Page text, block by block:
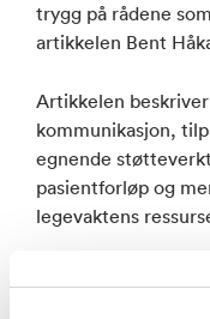
trygg på rådene
artikkelen Bent
Artikkelen
kommunikasjon,
egnende
pasientforløp og
legevaktens